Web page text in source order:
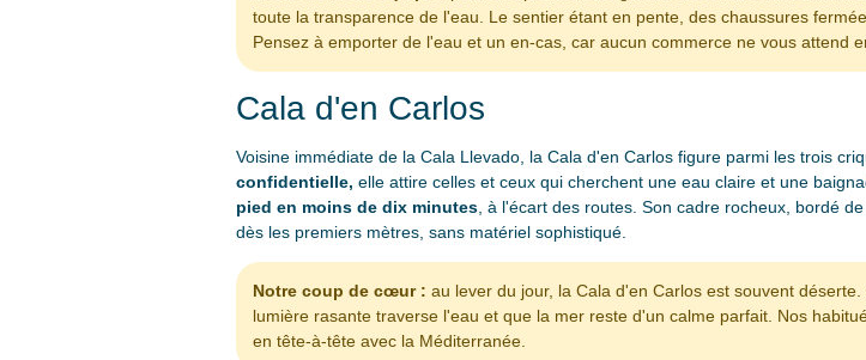
toute la transparence de l'eau. Le sentier étant en pente, des chaussures
Pensez à emporter de l'eau et un en-cas, car aucun commerce ne vous attend
Cala d'en Carlos
Voisine immédiate de la Cala Llevado, la Cala d'en Carlos figure parmi les trois
confidentielle, elle attire celles et ceux qui cherchent une eau claire et une
pied en moins de dix minutes, à l'écart des routes. Son cadre rocheux, bordé
dès les premiers mètres, sans matériel sophistiqué.
Notre coup de cœur : au lever du jour, la Cala d'en Carlos est souvent
lumière rasante traverse l'eau et que la mer reste d'un calme parfait. Nos
en tête-à-tête avec la Méditerranée.